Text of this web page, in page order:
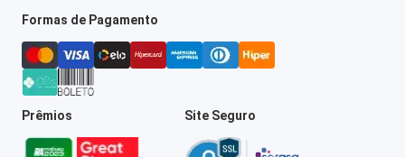
Formas de Pagamento
Prêmios Site Seguro